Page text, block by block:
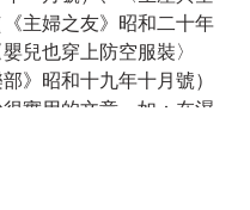
主婦之友》昭和二十年
兒也穿上防空服裝〉
部》昭和十九年十月號）
實用的文章，如：在濕